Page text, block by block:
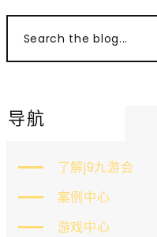
Search the blog...
导航
了解j9九游会
案例中心
游戏中心